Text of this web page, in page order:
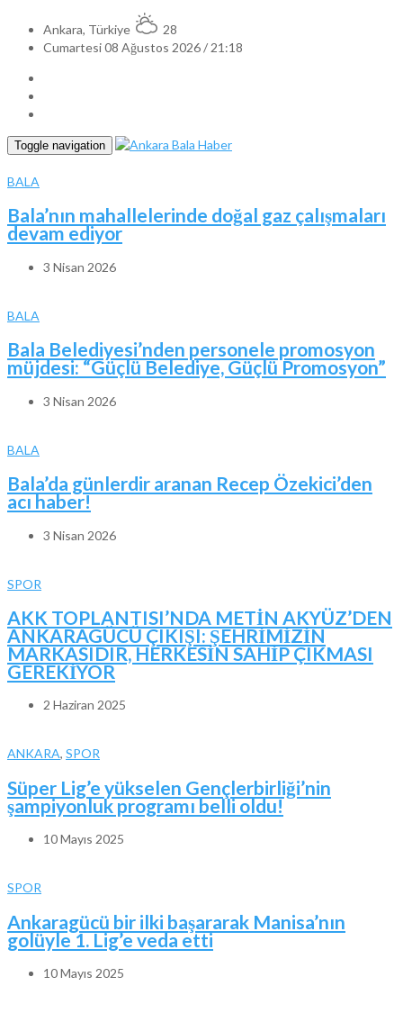
Ankara, Türkiye
28
Cumartesi 08 Ağustos 2026 / 21:18
Toggle navigation
BALA
Bala’nın mahallelerinde doğal gaz çalışmaları
devam ediyor
3 Nisan 2026
BALA
Bala Belediyesi’nden personele promosyon
müjdesi: “Güçlü Belediye, Güçlü Promosyon”
3 Nisan 2026
BALA
Bala’da günlerdir aranan Recep Özekici’den
acı haber!
3 Nisan 2026
SPOR
AKK TOPLANTISI’NDA METİN AKYÜZ’DEN
ANKARAGÜCÜ ÇIKIŞI: ŞEHRİMİZİN
MARKASIDIR, HERKESİN SAHİP ÇIKMASI
GEREKİYOR
2 Haziran 2025
ANKARA, SPOR
Süper Lig’e yükselen Gençlerbirliği’nin
şampiyonluk programı belli oldu!
10 Mayıs 2025
SPOR
Ankaragücü bir ilki başararak Manisa’nın
golüyle 1. Lig’e veda etti
10 Mayıs 2025